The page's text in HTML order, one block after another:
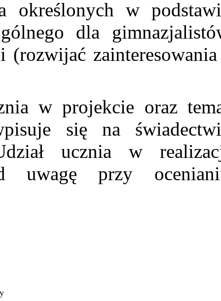
określonych w
dla
(rozwijać
w projekcie oraz
się na
ucznia w
uwagę przy